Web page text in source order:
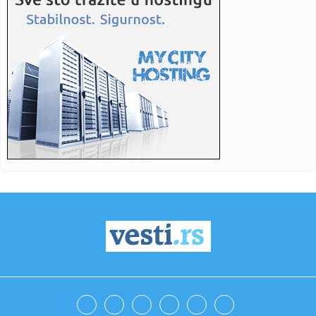
na ene...
23:27:
23:25:MUP: Aktivna četiri veća požara, najveći izbio u mestu
Šumar...
23:24:Ako ste planirali da kupite polovan automobil u Nemačkoj,
pogled...
23:22:KAKVA PORUKA PRED NASTAVAK SEZONE: Srbija nadigrala
Rusiju posle ...
Krvoproliće u Gracu: Turčin izbo muškarca iz BiH i još
Pucano na vilu bogatog srpskog trgovca nekretninama u
Minhenu